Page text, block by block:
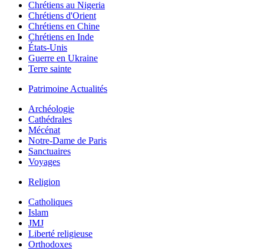
Chrétiens au Nigeria
Chrétiens d'Orient
Chrétiens en Chine
Chrétiens en Inde
États-Unis
Guerre en Ukraine
Terre sainte
Patrimoine Actualités
Archéologie
Cathédrales
Mécénat
Notre-Dame de Paris
Sanctuaires
Voyages
Religion
Catholiques
Islam
JMJ
Liberté religieuse
Orthodoxes